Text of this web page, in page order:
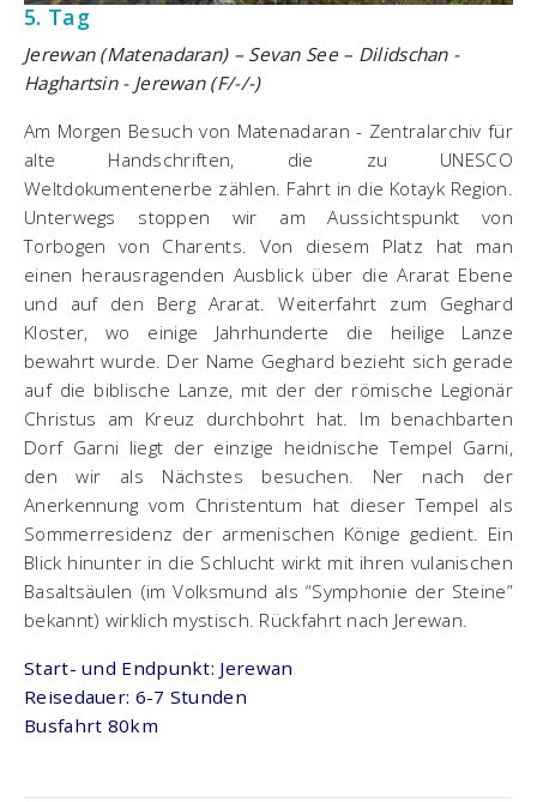
5. Tag
Jerewan (Matenadaran) – Sevan See – Dilidschan -
Haghartsin - Jerewan (F/-/-)
Am Morgen Besuch von Matenadaran - Zentralarchiv für
alte Handschriften, die zu UNESCO
Weltdokumentenerbe zählen. Fahrt in die Kotayk Region.
Unterwegs stoppen wir am Aussichtspunkt von
Torbogen von Charents. Von diesem Platz hat man
einen herausragenden Ausblick über die Ararat Ebene
und auf den Berg Ararat. Weiterfahrt zum Geghard
Kloster, wo einige Jahrhunderte die heilige Lanze
bewahrt wurde. Der Name Geghard bezieht sich gerade
auf die biblische Lanze, mit der der römische Legionär
Christus am Kreuz durchbohrt hat. Im benachbarten
Dorf Garni liegt der einzige heidnische Tempel Garni,
den wir als Nächstes besuchen. Ner nach der
Anerkennung vom Christentum hat dieser Tempel als
Sommerresidenz der armenischen Könige gedient. Ein
Blick hinunter in die Schlucht wirkt mit ihren vulanischen
Basaltsäulen (im Volksmund als “Symphonie der Steine”
bekannt) wirklich mystisch. Rückfahrt nach Jerewan.
Start- und Endpunkt: Jerewan
Reisedauer: 6-7 Stunden
Busfahrt 80km